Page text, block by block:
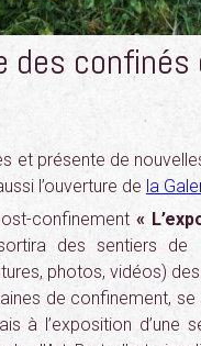
des confinés
et présente de
l’ouverture de la
confinement «
des sentiers de
photos, vidéos)
de confinement,
à l’exposition d’une